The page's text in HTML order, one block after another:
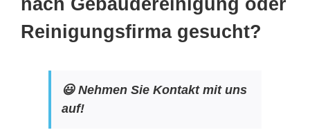
nach Gebäudereinigung oder
Reinigungsfirma gesucht?
😃 Nehmen Sie Kontakt mit uns
auf!